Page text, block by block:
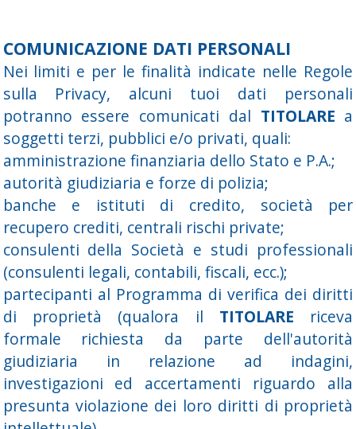
COMUNICAZIONE DATI PERSONALI
Nei limiti e per le finalità indicate nelle Regole
sulla Privacy, alcuni tuoi dati personali
potranno essere comunicati dal TITOLARE a
soggetti terzi, pubblici e/o privati, quali:
amministrazione finanziaria dello Stato e P.A.;
autorità giudiziaria e forze di polizia;
banche e istituti di credito, società per
recupero crediti, centrali rischi private;
consulenti della Società e studi professionali
(consulenti legali, contabili, fiscali, ecc.);
partecipanti al Programma di verifica dei diritti
di proprietà (qualora il TITOLARE riceva
formale richiesta da parte dell'autorità
giudiziaria in relazione ad indagini,
investigazioni ed accertamenti riguardo alla
presunta violazione dei loro diritti di proprietà